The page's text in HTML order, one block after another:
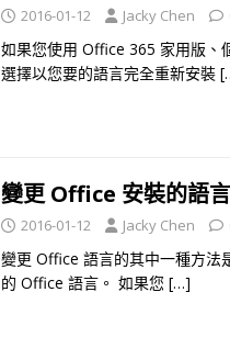
2016-01-12 Jacky Chen
如果您使用 Office 365 家用版、
選擇以您要的語言完全重新安裝
變更 Office 安裝的語言
2016-01-12 Jacky Chen
變更 Office 語言的其中一種方法
的 Office 語言。 如果您 […]